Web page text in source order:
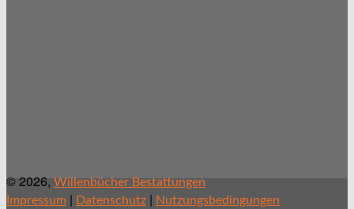
© 2026, Willenbücher Bestattungen
Impressum | Datenschutz | Nutzungsbedingungen